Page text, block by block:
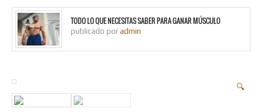
🔍
TODO LO QUE NECESITAS SABER PARA GANAR MÚSCULO
publicado por admin